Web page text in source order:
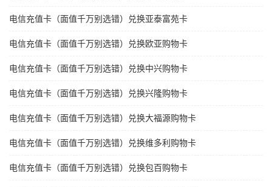
电信充值卡（面值千万别选错）兑换亚泰富苑卡
电信充值卡（面值千万别选错）兑换欧亚购物卡
电信充值卡（面值千万别选错）兑换中兴购物卡
电信充值卡（面值千万别选错）兑换兴隆购物卡
电信充值卡（面值千万别选错）兑换大福源购物卡
电信充值卡（面值千万别选错）兑换维多利购物卡
电信充值卡（面值千万别选错）兑换包百购物卡